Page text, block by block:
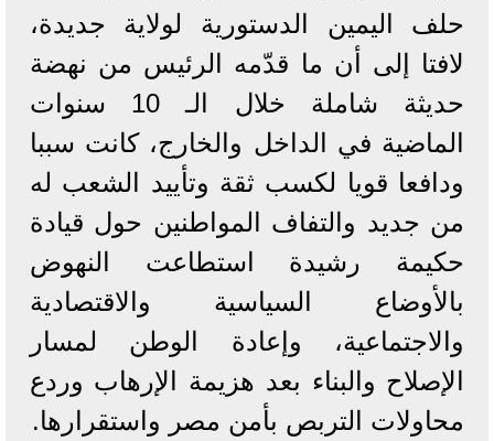
حلف اليمين الدستورية لولاية جديدة،
لافتا إلى أن ما قدّمه الرئيس من نهضة
حديثة شاملة خلال الـ 10 سنوات
الماضية في الداخل والخارج، كانت سببا
ودافعا قويا لكسب ثقة وتأييد الشعب له
من جديد والتفاف المواطنين حول قيادة
حكيمة رشيدة استطاعت النهوض
بالأوضاع السياسية والاقتصادية
والاجتماعية، وإعادة الوطن لمسار
الإصلاح والبناء بعد هزيمة الإرهاب وردع
محاولات التربص بأمن مصر واستقرارها.